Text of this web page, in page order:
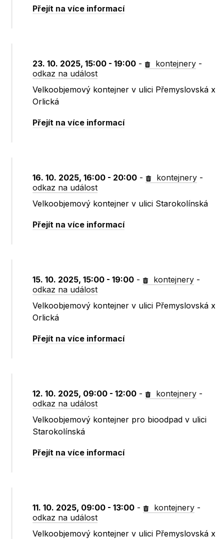
Přejít na více informací
23. 10. 2025, 15:00 - 19:00 - kontejnery -
odkaz na událost
Velkoobjemový kontejner v ulici Přemyslovská x
Orlická
Přejít na více informací
16. 10. 2025, 16:00 - 20:00 - kontejnery -
odkaz na událost
Velkoobjemový kontejner v ulici Starokolínská
Přejít na více informací
15. 10. 2025, 15:00 - 19:00 - kontejnery -
odkaz na událost
Velkoobjemový kontejner v ulici Přemyslovská x
Orlická
Přejít na více informací
12. 10. 2025, 09:00 - 12:00 - kontejnery -
odkaz na událost
Velkoobjemový kontejner pro bioodpad v ulici
Starokolínská
Přejít na více informací
11. 10. 2025, 09:00 - 13:00 - kontejnery -
odkaz na událost
Velkoobjemový kontejner v ulici Přemyslovská x